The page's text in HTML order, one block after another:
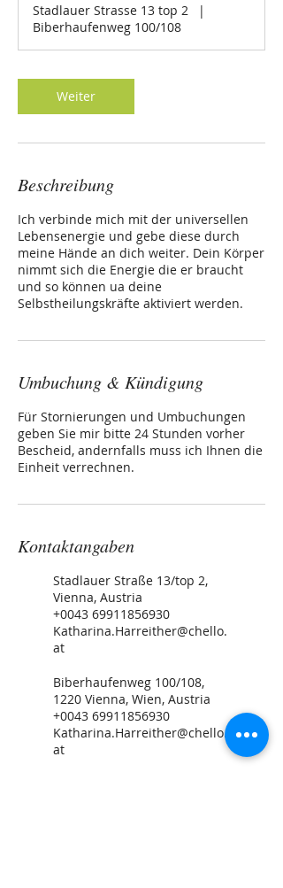
i
n
.
Stadlauer Strasse 13 top 2
|
Biberhaufenweg 100/108
Weiter
Beschreibung
Ich verbinde mich mit der universellen
Lebensenergie und gebe diese durch
meine Hände an dich weiter. Dein Körper
nimmt sich die Energie die er braucht
und so können ua deine
Selbstheilungskräfte aktiviert werden.
Umbuchung & Kündigung
Für Stornierungen und Umbuchungen
geben Sie mir bitte 24 Stunden vorher
Bescheid, andernfalls muss ich Ihnen die
Einheit verrechnen.
Kontaktangaben
Stadlauer Straße 13/top 2,
Vienna, Austria
+0043 69911856930
Katharina.Harreither@chello.
at
Biberhaufenweg 100/108,
1220 Vienna, Wien, Austria
+0043 69911856930
Katharina.Harreither@chello.
at